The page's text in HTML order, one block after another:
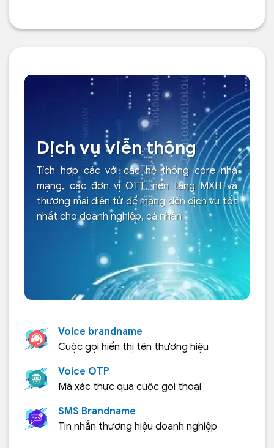
Dịch vụ viễn thông
Tích hợp các với các hệ thống core nhà
mạng, các đơn vị OTT, nền tảng MXH và
thương mại điện tử để mang đến dịch vụ tốt
nhất cho doanh nghiệp, cá nhân
Voice brandname
Cuộc gọi hiển thị tên thương hiệu
Voice OTP
Mã xác thực qua cuộc gọi thoại
SMS Brandname
Tin nhắn thương hiệu doanh nghiệp